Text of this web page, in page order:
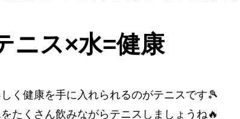
ニス×水=健康
く健康を手に入れられるのがテニスです🎾
たくさん飲みながらテニスしましょうね🔥